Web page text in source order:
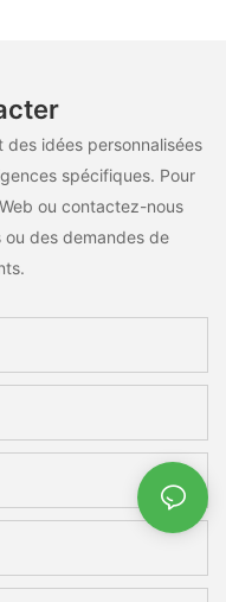
idées personnalisées
spécifiques. Pour
ou contactez-nous
des demandes de